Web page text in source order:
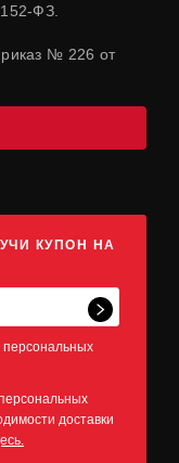
ФЗ.
№ 226 от
КУПОН НА
персональных
доставки